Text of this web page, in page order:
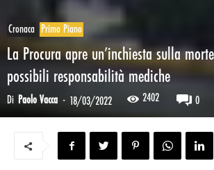
Cronaca Primo Piano
La Procura apre un’inchiesta sulla
possibili responsabilità mediche
Di Paolo Vacca - 18/03/2022 2402 0